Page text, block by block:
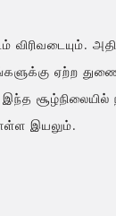
விரிவடையும்.
ஏற்ற
இந்த
இயலும்.